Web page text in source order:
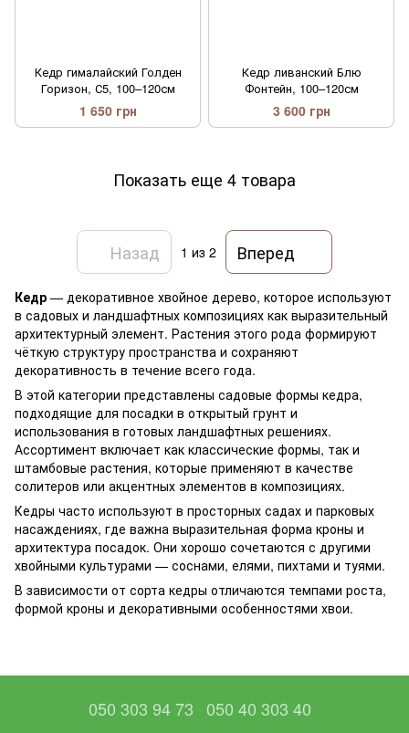
Кедр гималайский Голден
Горизон, С5, 100–120см
1 650 грн
Кедр ливанский Блю
Фонтейн, 100–120см
3 600 грн
Показать еще 4 товара
Назад 1 из 2 Вперед
Кедр — декоративное хвойное дерево, которое используют
в садовых и ландшафтных композициях как выразительный
архитектурный элемент. Растения этого рода формируют
чёткую структуру пространства и сохраняют
декоративность в течение всего года.
В этой категории представлены садовые формы кедра,
подходящие для посадки в открытый грунт и
использования в готовых ландшафтных решениях.
Ассортимент включает как классические формы, так и
штамбовые растения, которые применяют в качестве
солитеров или акцентных элементов в композициях.
Кедры часто используют в просторных садах и парковых
насаждениях, где важна выразительная форма кроны и
архитектура посадок. Они хорошо сочетаются с другими
хвойными культурами — соснами, елями, пихтами и туями.
В зависимости от сорта кедры отличаются темпами роста,
формой кроны и декоративными особенностями хвои.
050 303 94 73 050 40 303 40